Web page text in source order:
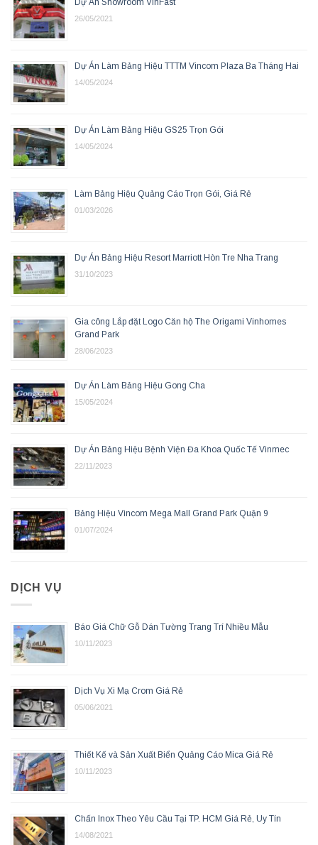
26/05/2021
Dự Án Làm Bảng Hiệu TTTM Vincom Plaza Ba Tháng Hai
14/05/2024
Dự Án Làm Bảng Hiệu GS25 Trọn Gói
14/05/2024
Làm Bảng Hiệu Quảng Cáo Trọn Gói, Giá Rẻ
01/03/2026
Dự Án Bảng Hiệu Resort Marriott Hòn Tre Nha Trang
31/10/2023
Gia công Lắp đặt Logo Căn hộ The Origami Vinhomes
Grand Park
28/06/2023
Dự Án Làm Bảng Hiệu Gong Cha
15/05/2024
Dự Án Bảng Hiệu Bệnh Viện Đa Khoa Quốc Tế Vinmec
22/11/2023
Bảng Hiệu Vincom Mega Mall Grand Park Quận 9
01/07/2024
DỊCH VỤ
Báo Giá Chữ Gỗ Dán Tường Trang Trí Nhiều Mẫu
10/11/2023
Dịch Vụ Xi Mạ Crom Giá Rẻ
05/06/2021
Thiết Kế và Sản Xuất Biển Quảng Cáo Mica Giá Rẻ
10/11/2023
Chấn Inox Theo Yêu Cầu Tại TP. HCM Giá Rẻ, Uy Tín
14/08/2021